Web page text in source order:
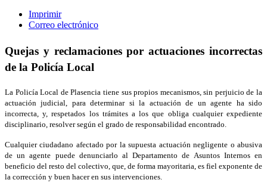
Imprimir
Correo electrónico
Quejas y reclamaciones por actuaciones incorrectas
de la Policía Local
La Policía Local de Plasencia tiene sus propios mecanismos, sin perjuicio de la
actuación judicial, para determinar si la actuación de un agente ha sido
incorrecta, y, respetados los trámites a los que obliga cualquier expediente
disciplinario, resolver según el grado de responsabilidad encontrado.
Cualquier ciudadano afectado por la supuesta actuación negligente o abusiva
de un agente puede denunciarlo al Departamento de Asuntos Internos en
beneficio del resto del colectivo, que, de forma mayoritaria, es fiel exponente de
la corrección y buen hacer en sus intervenciones.